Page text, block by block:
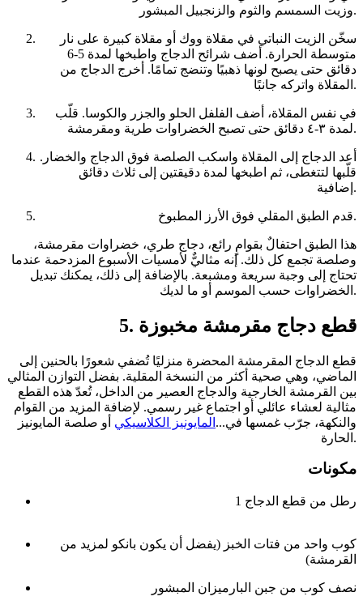
وزيت السمسم والثوم والزنجبيل المبشور.
سخّن الزيت النباتي في مقلاة ووك أو مقلاة كبيرة على نار
متوسطة الحرارة. أضف شرائح الدجاج واطبخها لمدة 5-6
دقائق حتى يصبح لونها ذهبيًا وتنضج تمامًا. أخرج الدجاج من
المقلاة واتركه جانبًا.
في نفس المقلاة، أضف الفلفل الحلو والجزر والكوسا. قلّب
لمدة ٣-٤ دقائق حتى تصبح الخضراوات طرية ومقرمشة.
أعد الدجاج إلى المقلاة واسكب الصلصة فوق الدجاج والخضار.
قلّبها لتتغطى، ثم اطبخها لمدة دقيقتين إلى ثلاث دقائق
إضافية.
قدم الطبق المقلي فوق الأرز المطبوخ.
هذا الطبق احتفالٌ بقوامٍ رائع، دجاج طري، خضراوات مقرمشة،
وصلصة تجمع كل ذلك. إنه مثاليٌّ لأمسيات الأسبوع المزدحمة عندما
تحتاج إلى وجبة سريعة ومشبعة. بالإضافة إلى ذلك، يمكنك تبديل
الخضراوات حسب الموسم أو ما لديك.
5. قطع دجاج مقرمشة مخبوزة
قطع الدجاج المقرمشة المحضرة منزليًا تُضفي شعورًا بالحنين إلى
الماضي، وهي صحية أكثر من النسخة المقلية. بفضل التوازن المثالي
بين القرمشة الخارجية والدجاج العصير من الداخل، تُعدّ هذه القطع
مثالية لعشاء عائلي أو اجتماع غير رسمي. لإضافة المزيد من القوام
والنكهة، جرّب غمسها في... المايونيز الكلاسيكي أو صلصة المايونيز
الحارة.
مكونات
1 رطل من قطع الدجاج
كوب واحد من فتات الخبز (يفضل أن يكون بانكو لمزيد من
القرمشة)
نصف كوب من جبن البارميزان المبشور